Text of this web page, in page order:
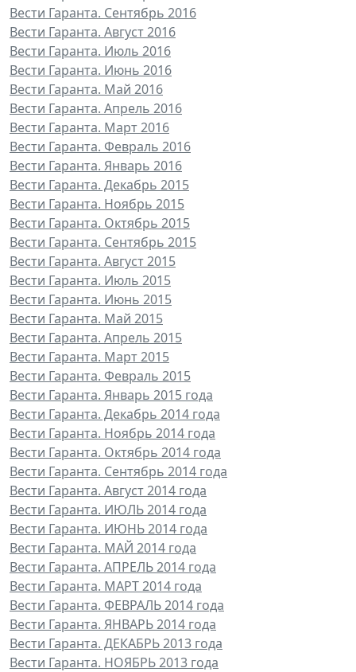
Вести Гаранта. Сентябрь 2016
Вести Гаранта. Август 2016
Вести Гаранта. Июль 2016
Вести Гаранта. Июнь 2016
Вести Гаранта. Май 2016
Вести Гаранта. Апрель 2016
Вести Гаранта. Март 2016
Вести Гаранта. Февраль 2016
Вести Гаранта. Январь 2016
Вести Гаранта. Декабрь 2015
Вести Гаранта. Ноябрь 2015
Вести Гаранта. Октябрь 2015
Вести Гаранта. Сентябрь 2015
Вести Гаранта. Август 2015
Вести Гаранта. Июль 2015
Вести Гаранта. Июнь 2015
Вести Гаранта. Май 2015
Вести Гаранта. Апрель 2015
Вести Гаранта. Март 2015
Вести Гаранта. Февраль 2015
Вести Гаранта. Январь 2015 года
Вести Гаранта. Декабрь 2014 года
Вести Гаранта. Ноябрь 2014 года
Вести Гаранта. Октябрь 2014 года
Вести Гаранта. Сентябрь 2014 года
Вести Гаранта. Август 2014 года
Вести Гаранта. ИЮЛЬ 2014 года
Вести Гаранта. ИЮНЬ 2014 года
Вести Гаранта. МАЙ 2014 года
Вести Гаранта. АПРЕЛЬ 2014 года
Вести Гаранта. МАРТ 2014 года
Вести Гаранта. ФЕВРАЛЬ 2014 года
Вести Гаранта. ЯНВАРЬ 2014 года
Вести Гаранта. ДЕКАБРЬ 2013 года
Вести Гаранта. НОЯБРЬ 2013 года